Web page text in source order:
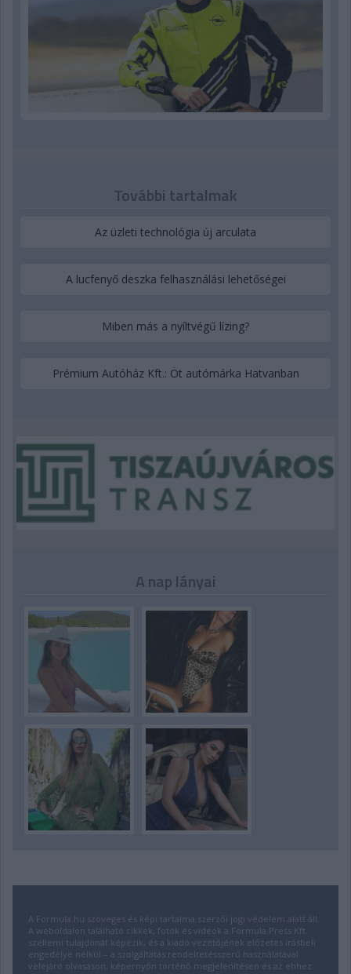
További tartalmak
Az üzleti technológia új arculata
A lucfenyő deszka felhasználási lehetőségei
Miben más a nyíltvégű lízing?
Prémium Autóház Kft.: Öt autómárka Hatvanban
A nap lányai
A Formula.hu szöveges és képi tartalma szerzői jogi védelem alatt áll.
A weboldalon található cikkek, fotók és videók a Formula Press Kft.
szellemi tulajdonát képezik, és a kiadó vezetőjének előzetes írásbeli
engedélye nélkül – a szolgáltatás rendeltetésszerű használatával
velejáró olvasáson, képernyőn történő megjelenítésen és az ehhez